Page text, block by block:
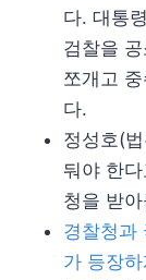
다. 대통
검찰을
쪼개고
다.
정성호(
둬야 한
청을 받
경찰청과
가 등장